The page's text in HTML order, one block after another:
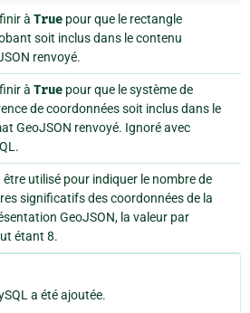
à True pour que le rectangle
soit inclus dans le contenu
renvoyé.
à True pour que le système de
de coordonnées soit inclus dans le
GeoJSON renvoyé. Ignoré avec
être utilisé pour indiquer le nombre de
significatifs des coordonnées de la
GeoJSON, la valeur par
étant 8.
a été ajoutée.